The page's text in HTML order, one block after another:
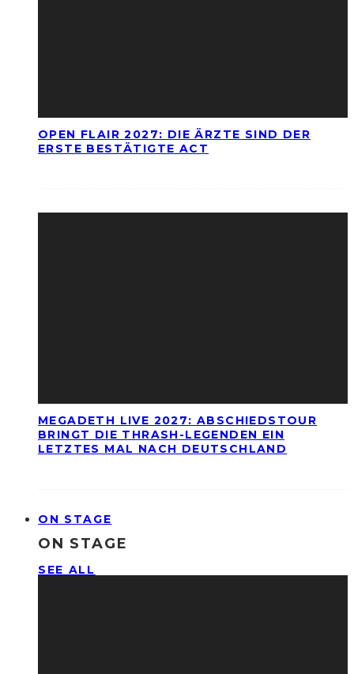
OPEN FLAIR 2027: DIE ÄRZTE SIND DER
ERSTE BESTÄTIGTE ACT
MEGADETH LIVE 2027: ABSCHIEDSTOUR
BRINGT DIE THRASH-LEGENDEN EIN
LETZTES MAL NACH DEUTSCHLAND
ON STAGE
ON STAGE
SEE ALL